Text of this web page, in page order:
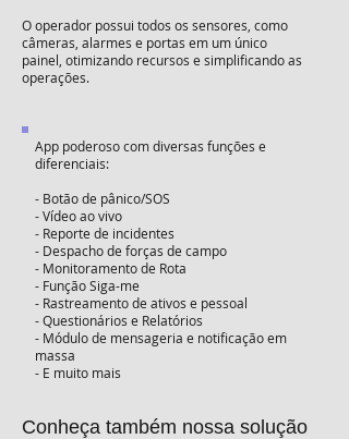
O operador possui todos os sensores, como
câmeras, alarmes e portas em um único
painel, otimizando recursos e simplificando as
operações.
App poderoso com diversas funções e
diferenciais:
- Botão de pânico/SOS
- Vídeo ao vivo
- Reporte de incidentes
- Despacho de forças de campo
- Monitoramento de Rota
- Função Siga-me
- Rastreamento de ativos e pessoal
- Questionários e Relatórios
- Módulo de mensageria e notificação em
massa
- E muito mais
Conheça também nossa solução